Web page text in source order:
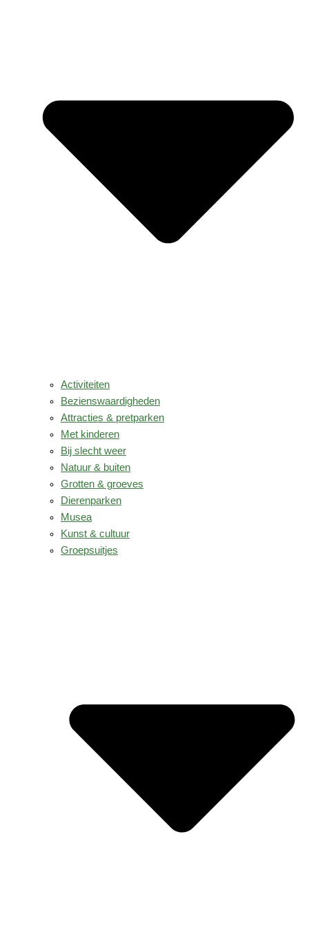
Activiteiten
Bezienswaardigheden
Attracties & pretparken
Met kinderen
Bij slecht weer
Natuur & buiten
Grotten & groeves
Dierenparken
Musea
Kunst & cultuur
Groepsuitjes